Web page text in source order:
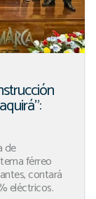
de
férreo
contará
eléctricos.